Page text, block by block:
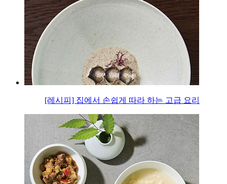
[레시피] 집에서 손쉽게 따라 하는 고급 요리